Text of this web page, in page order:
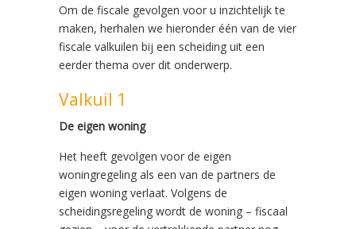
Om de fiscale gevolgen voor u inzichtelijk te
maken, herhalen we hieronder één van de vier
fiscale valkuilen bij een scheiding uit een
eerder thema over dit onderwerp.
Valkuil 1
De eigen woning
Het heeft gevolgen voor de eigen
woningregeling als een van de partners de
eigen woning verlaat. Volgens de
scheidingsregeling wordt de woning – fiscaal